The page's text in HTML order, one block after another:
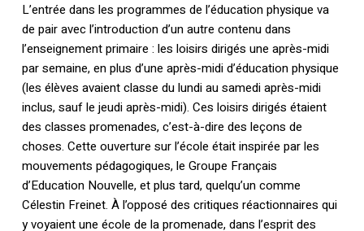
L’entrée dans les programmes de l’éducation physique va
de pair avec l’introduction d’un autre contenu dans
l’enseignement primaire : les loisirs dirigés une après-midi
par semaine, en plus d’une après-midi d’éducation physique
(les élèves avaient classe du lundi au samedi après-midi
inclus, sauf le jeudi après-midi). Ces loisirs dirigés étaient
des classes promenades, c’est-à-dire des leçons de
choses. Cette ouverture sur l’école était inspirée par les
mouvements pédagogiques, le Groupe Français
d’Education Nouvelle, et plus tard, quelqu’un comme
Célestin Freinet. À l’opposé des critiques réactionnaires qui
y voyaient une école de la promenade, dans l’esprit des